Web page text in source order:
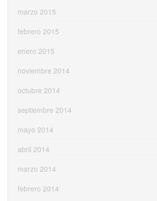
marzo 2015
febrero 2015
enero 2015
noviembre 2014
octubre 2014
septiembre 2014
mayo 2014
abril 2014
marzo 2014
febrero 2014